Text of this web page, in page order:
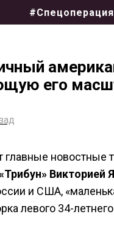
#Спецоперация
его
новостные
Викторией
и США,
левого 34-